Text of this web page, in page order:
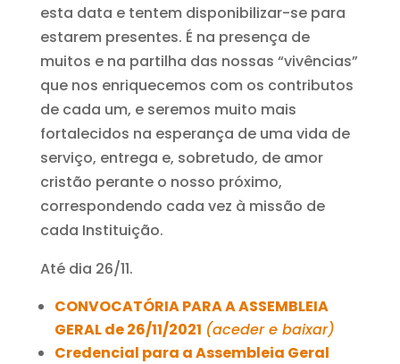
esta data e tentem disponibilizar-se para
estarem presentes. É na presença de
muitos e na partilha das nossas “vivências”
que nos enriquecemos com os contributos
de cada um, e seremos muito mais
fortalecidos na esperança de uma vida de
serviço, entrega e, sobretudo, de amor
cristão perante o nosso próximo,
correspondendo cada vez à missão de
cada Instituição.
Até dia 26/11.
CONVOCATÓRIA PARA A ASSEMBLEIA
GERAL de 26/11/2021 (aceder e baixar)
Credencial para a Assembleia Geral